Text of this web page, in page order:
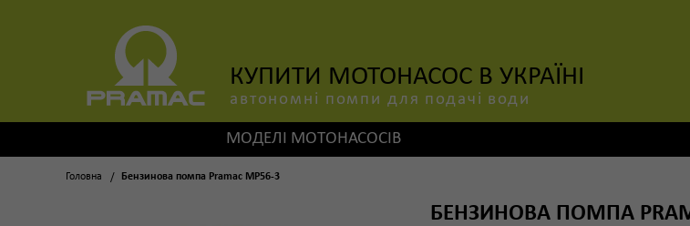
КУПИТИ МОТОНАСОС В УКРАЇНІ
автономні помпи для подачі води
МОДЕЛІ МОТОНАСОСІВ
Головна Бензинова помпа Pramac MP56-3
БЕНЗИНОВА ПОМПА